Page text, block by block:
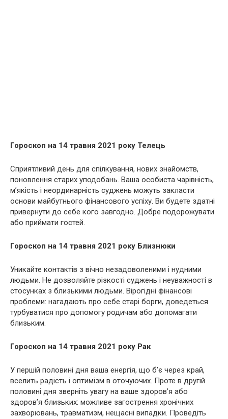
Гороскоп на 14 травня 2021 року Телець
Сприятливий день для спілкування, нових знайомств,
поновлення старих уподобань. Ваша особиста чарівність,
м’якість і неординарність суджень можуть закласти
основи майбутнього фінансового успіху. Ви будете здатні
привернути до себе кого завгодно. Добре подорожувати
або приймати гостей.
Гороскоп на 14 травня 2021 року Близнюки
Уникайте контактів з вічно незадоволеними і нудними
людьми. Не дозволяйте різкості суджень і неуважності в
стосунках з близькими людьми. Вірогідні фінансові
проблеми: нагадають про себе старі борги, доведеться
турбуватися про допомогу родичам або допомагати
близьким.
Гороскоп на 14 травня 2021 року Рак
У першій половині дня ваша енергія, що б’є через край,
вселить радість і оптимізм в оточуючих. Проте в другій
половині дня зверніть увагу на ваше здоров’я або
здоров’я близьких: можливе загострення хронічних
захворювань, травматизм, нещасні випадки. Проведіть